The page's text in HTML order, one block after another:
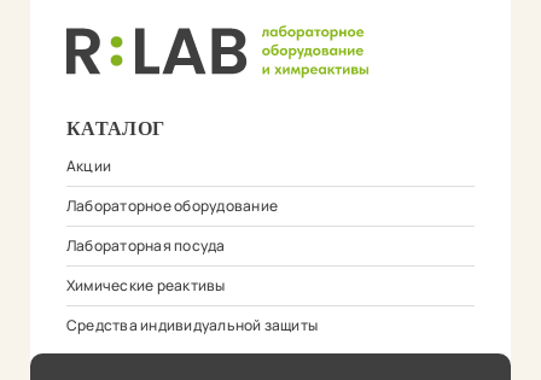
КАТАЛОГ
Акции
Лабораторное оборудование
Лабораторная посуда
Химические реактивы
Средства индивидуальной защиты